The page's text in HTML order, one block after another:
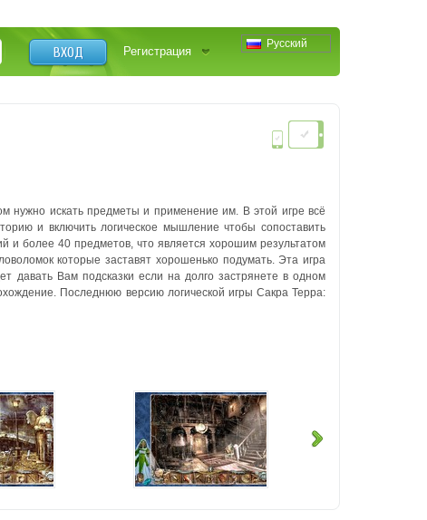
Русский
ВХОД Регистрация
нужно искать предметы и применение им. В этой игре всё
и включить логическое мышление чтобы сопоставить
и более 40 предметов, что является хорошим результатом
которые заставят хорошенько подумать. Эта игра
давать Вам подсказки если на долго застрянете в одном
Последнюю версию логической игры Сакра Терра: